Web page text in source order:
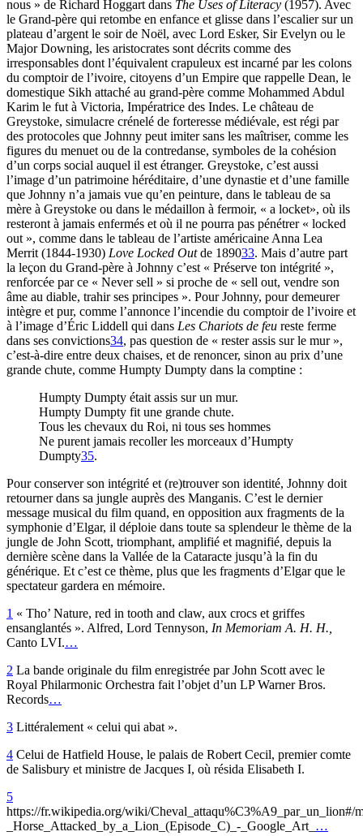
nous » de Richard Hoggart dans The Uses of Literacy (1957). Avec
le Grand-père qui retombe en enfance et glisse dans l’escalier sur un
plateau d’argent le soir de Noël, avec Lord Esker, Sir Evelyn ou le
Major Downing, les aristocrates sont décrits comme des
irresponsables dont l’équivalent crapuleux est incarné par les colons
du comptoir de l’ivoire, citoyens d’un Empire que rappelle Dean, le
domestique Sikh attaché au grand-père comme Mohammed Abdul
Karim le fut à Victoria, Impératrice des Indes. Le château de
Greystoke, simulacre crénelé de forteresse médiévale, est régi par
des protocoles que Johnny peut imiter sans les maîtriser, comme les
figures du menuet ou de la contredanse, symboles de la cohésion
d’un corps social auquel il est étranger. Greystoke, c’est aussi
l’image d’un patrimoine héréditaire, d’une dynastie et d’une famille
que Johnny n’a jamais vue qu’en peinture, dans le tableau de sa
mère à Greystoke ou dans le médaillon à fermoir, « a locket», où ils
resteront à jamais enfermés et où il ne pourra pas pénétrer « locked
out », comme dans le tableau de l’artiste américaine Anna Lea
Merrit (1844-1930) Love Locked Outde 189033. Mais d’autre part
la leçon du Grand-père à Johnny c’est « Préserve ton intégrité »,
renforcée par ce « Never sell » si proche de « sell out, vendre son
âme au diable, trahir ses principes ». Pour Johnny, pour demeurer
intègre et pur, comme l’annonce l’incendie du comptoir de l’ivoire et
à l’image d’Éric Liddell qui dans Les Chariots de feu reste ferme
dans ses convictions34, pas question de « rester assis sur le mur »,
c’est-à-dire entre deux chaises, et de renoncer, sinon au prix d’une
grande chute, comme Humpty Dumpty dans la comptine :
Humpty Dumpty était assis sur un mur.
Humpty Dumpty fit une grande chute.
Tous les chevaux du Roi, ni tous ses hommes
Ne purent jamais recoller les morceaux d’Humpty
Dumpty35.
Pour conserver son intégrité et (re)trouver son identité, Johnny doit
retourner dans sa jungle auprès des Manganis. C’est le dernier
message musical du film quand, en opposition aux fragments de la
symphonie d’Elgar, il déploie dans toute sa splendeur le thème de la
jungle de John Scott, triomphant, amplifié et magnifié, depuis la
dernière scène dans la Vallée de la Cataracte jusqu’à la fin du
générique. Et c’est ce thème, plus que les fragments d’Elgar que le
spectateur gardera en mémoire.
1 « Tho’ Nature, red in tooth and claw, aux crocs et griffes
ensanglantés ». Alfred, Lord Tennyson, In Memoriam A. H. H.,
Canto LVI.…
2 La bande originale du film enregistrée par John Scott avec le
Royal Philarmonic Orchestra fait l’objet d’un LP Warner Bros.
Records…
3 Littéralement « celui qui abat ».
4 Celui de Hatfield House, le palais de Robert Cecil, premier comte
de Salisbury et ministre de Jacques I, où résida Elisabeth I.
5
https://fr.wikipedia.org/wiki/Cheval_attaqu%C3%A9_par_un_lion#/
_Horse_Attacked_by_a_Lion_(Episode_C)_-_Google_Art_ …